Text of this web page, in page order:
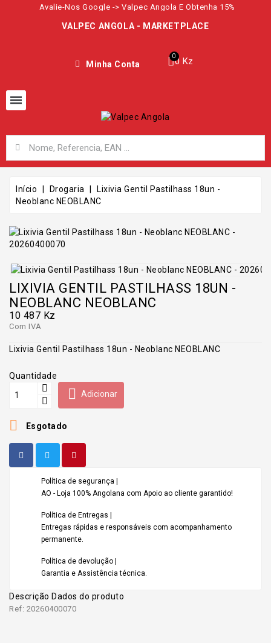
Avalie-Nos Google -> Valpec Angola E Obtenha 15%
VALPEC ANGOLA - MARKETPLACE
Minha Conta 0 Kz
Início Drogaria
Lixivia Gentil Pastilhass 18un -
Neoblanc NEOBLANC
LIXIVIA GENTIL PASTILHASS 18UN -
NEOBLANC NEOBLANC
10 487 Kz
Com IVA
Lixivia Gentil Pastilhass 18un - Neoblanc NEOBLANC
Quantidade
 Adicionar
 Esgotado
Política de segurança |
AO - Loja 100% Angolana com Apoio ao cliente garantido!
Política de Entregas |
Entregas rápidas e responsáveis com acompanhamento
permanente.
Política de devolução |
Garantia e Assistência técnica.
Descrição Dados do produto
Ref: 20260400070